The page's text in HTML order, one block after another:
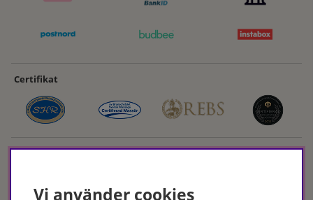
Certifikat
Vi använder cookies